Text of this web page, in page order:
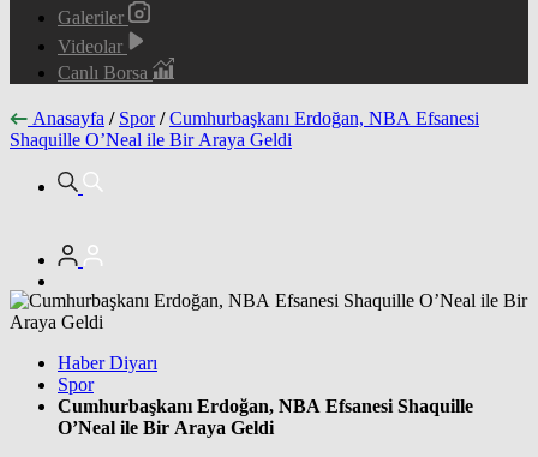
Galeriler
Videolar
Canlı Borsa
Anasayfa / Spor / Cumhurbaşkanı Erdoğan, NBA Efsanesi
Shaquille O’Neal ile Bir Araya Geldi
Haber Diyarı
Spor
Cumhurbaşkanı Erdoğan, NBA Efsanesi Shaquille
O’Neal ile Bir Araya Geldi